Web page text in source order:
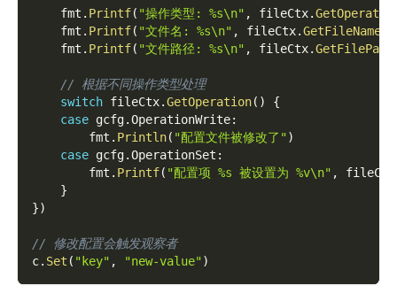
    fmt
. Printf( "操作类型: %s\n" , fileCtx.
    fmt
. Printf( "文件名: %s\n" , fileCtx.GetFileName
    fmt
. Printf( "文件路径: %s\n" , fileCtx.GetFilePath
// 根据不同操作类型处理
switch fileCtx.GetOperation( )
{
case gcfg.OperationWrite:
        fmt
. Println( "配置文件被修改了")
case gcfg.OperationSet :
        fmt
. Printf( "配置项 %s 被设置为 %v\n" , fileCtx
}
})
// 修改配置会触发观察者
c. Set ( "key" , "new-value")